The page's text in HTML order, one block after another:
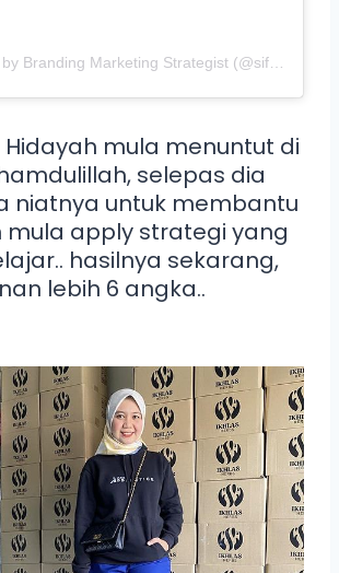
Hidayah mula menuntut di
selepas dia
niatnya untuk membantu
apply strategi yang
hasilnya sekarang,
lebih 6 angka..